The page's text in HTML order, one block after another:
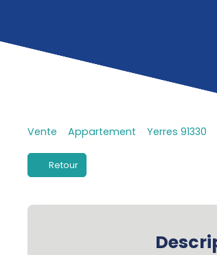
Vente Appartement Yerres 91330
Retour